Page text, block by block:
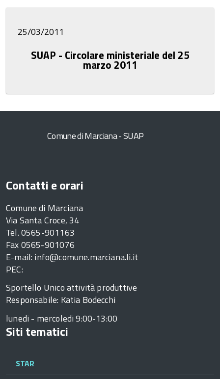
25/03/2011
SUAP - Circolare ministeriale del 25
marzo 2011
Comune di Marciana - SUAP
Contatti e orari
Comune di Marciana
Via Santa Croce, 34
Tel. 0565-901163
Fax 0565-901076
E-mail: info@comune.marciana.li.it
PEC:
Sportello Unico attività produttive
Responsabile: Katia Bodecchi
lunedi - mercoledi 9:00-13:00
Siti tematici
STAR